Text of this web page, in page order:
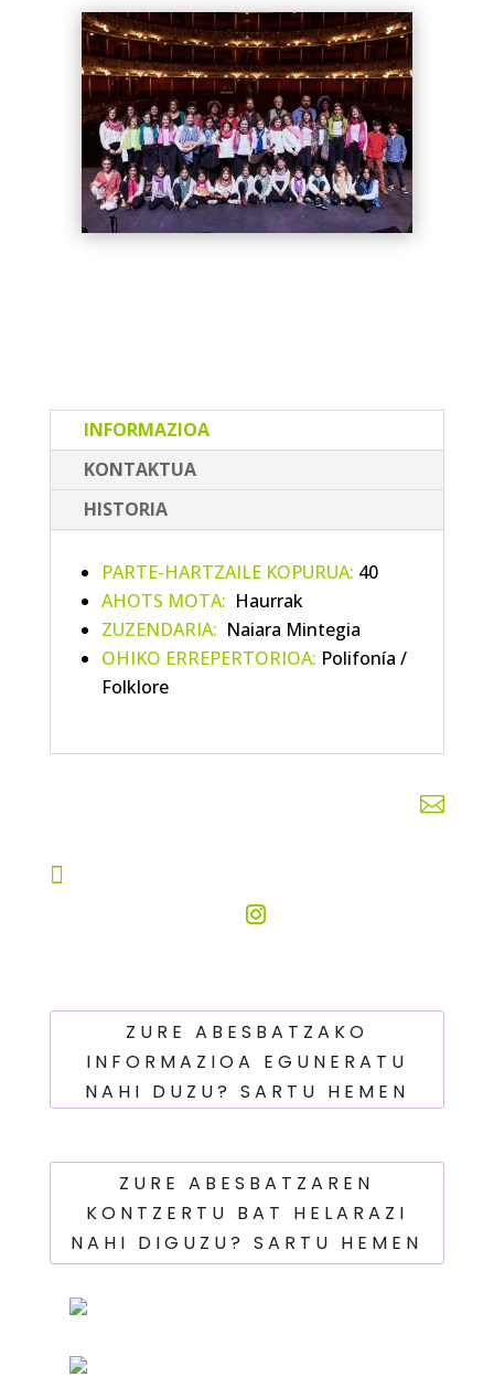
INFORMAZIOA
KONTAKTUA
HISTORIA
PARTE-HARTZAILE KOPURUA: 40
AHOTS MOTA: Haurrak
ZUZENDARIA: Naiara Mintegia
OHIKO ERREPERTORIOA: Polifonía /
Folklore


ZURE ABESBATZAKO
INFORMAZIOA EGUNERATU
NAHI DUZU? SARTU HEMEN
ZURE ABESBATZAREN
KONTZERTU BAT HELARAZI
NAHI DIGUZU? SARTU HEMEN